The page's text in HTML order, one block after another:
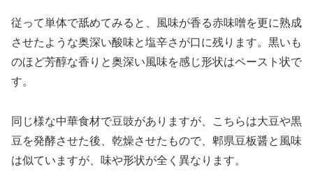
従って単体で舐めてみると、風味が香る赤味噌を更に熟成
させたような奥深い酸味と塩辛さが口に残ります。黒いも
のほど芳醇な香りと奥深い風味を感じ形状はペースト状で
す。
同じ様な中華食材で豆豉がありますが、こちらは大豆や黒
豆を発酵させた後、乾燥させたもので、郫県豆板醤と風味
は似ていますが、味や形状が全く異なります。